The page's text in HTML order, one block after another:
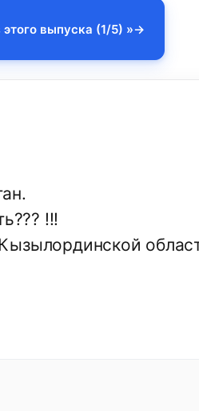
выпуска (1/5) »
!!!